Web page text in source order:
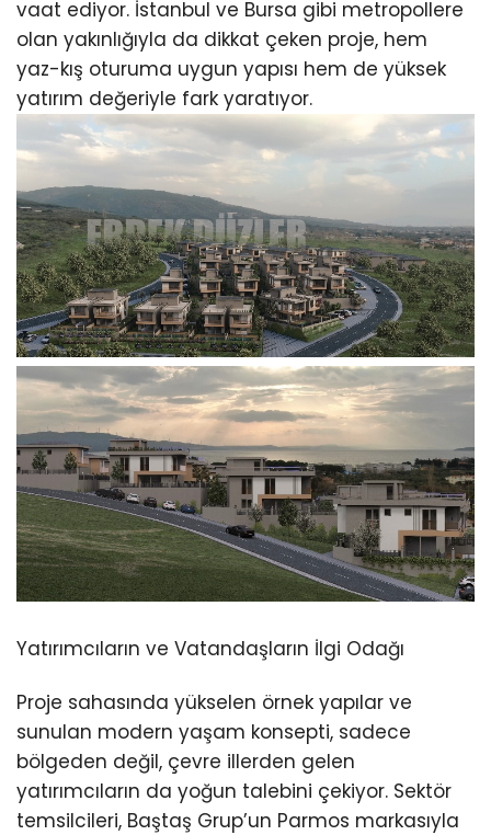
vaat ediyor. İstanbul ve Bursa gibi metropollere
olan yakınlığıyla da dikkat çeken proje, hem
yaz-kış oturuma uygun yapısı hem de yüksek
yatırım değeriyle fark yaratıyor.
Yatırımcıların ve Vatandaşların İlgi Odağı
Proje sahasında yükselen örnek yapılar ve
sunulan modern yaşam konsepti, sadece
bölgeden değil, çevre illerden gelen
yatırımcıların da yoğun talebini çekiyor. Sektör
temsilcileri, Baştaş Grup’un Parmos markasıyla